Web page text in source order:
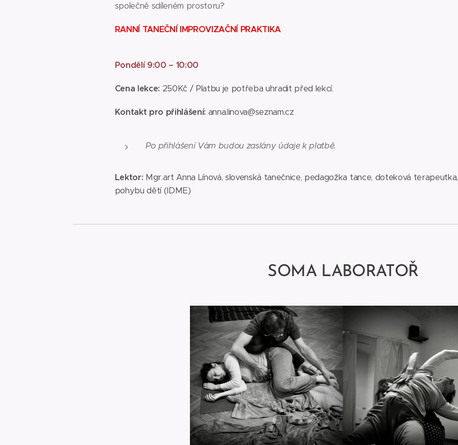
společně sdíleném prostoru?
RANNÍ TANEČNÍ IMPROVIZAČNÍ PRAKTIKA
Pondělí 9:00 – 10:00
Cena lekce: 250Kč / Platbu je potřeba uhradit před lekcí.
Kontakt pro přihlášení: anna.linova@seznam.cz
Po přihlášení Vám budou zaslány údaje k platbě.
Lektor: Mgr.art Anna Línová, slovenská tanečnice, pedagožka tance, doteková terapeutka,
pohybu dětí (IDME)
SOMA LABORATOŘ